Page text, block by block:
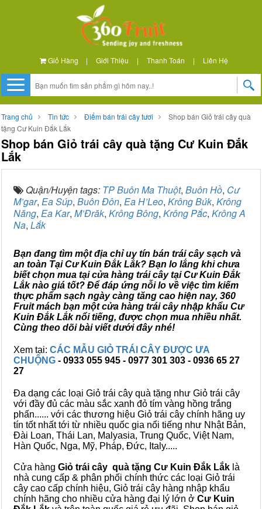
Giỏ Hàng | Giới Thiệu | Thanh Toán | Liên Hệ
Trang chủ Tin tức Điểm bán trái cây tươi
Shop bán Giỏ trái cây quà
tặng Cư Kuin Đắk Lắk
Shop bán Giỏ trái cây quà tặng Cư Kuin Đắk
Lắk
Quận/Huyện tags: TP Buôn Ma Thuột, Buôn Hồ, Cư
M’gar, Ea Súp, Buôn Đôn, Ea H’Leo, Krông Búk, Krông
Năng, Ea Kar, M’Đrăk, Krông Bông, Krông Pắc, Krông A
Na, Lắk
Bạn đang tìm một địa chỉ uy tín bán trái cây sạch và
an toàn Tại Cư Kuin Đắk Lắk? Bạn lo lắng khi chưa
biết chọn mua tại cửa hàng trái cây tại Cư Kuin Đắk
Lắk nào giá tốt? Để đáp ứng nỗi lo về việc tìm kiếm
thực phẩm sạch ngày càng tăng cao hiện nay, 360
Fruit mách bạn một cửa hàng trái cây nhập khẩu Cư
Kuin Đắk Lắk nổi tiếng, được chọn mua nhiều nhất.
Cùng theo dõi bài viết dưới đây nhé!
Xem tại: CÁC MẪU GIỎ TRÁI CÂY ĐƯỢC ƯA
CHUỘNG - 0933 055 945 - 0977 301 303 - 0936 65 27
27
Đa dạng các loại Giỏ trái cây quà tặng như Giỏ trái cây
với đầy đủ các màu sắc xanh đỏ tím vàng hồng trắng
phấn...... với các thương hiệu Giỏ trái cây chính hãng uy
tín tốt nhất tới từ nhiều quốc gia nổi tiếng như Nhật Bản,
Đài Loan, Thái Lan, Malyasia, Trung Quốc, Việt Nam,
Hàn Quốc, Nga, Mỹ, Pháp, Đức, Italy.....
Cửa hàng Giỏ trái cây quà tặng Cư Kuin Đắk Lắk là
nhà cung cấp & phân phối chính thức các loại Giỏ trái
cây cao cấp chính hiệu, Giỏ trái cây hàng nhập khẩu
chính hãng cho nhiều cửa hàng đại lý lớn ở Cư Kuin